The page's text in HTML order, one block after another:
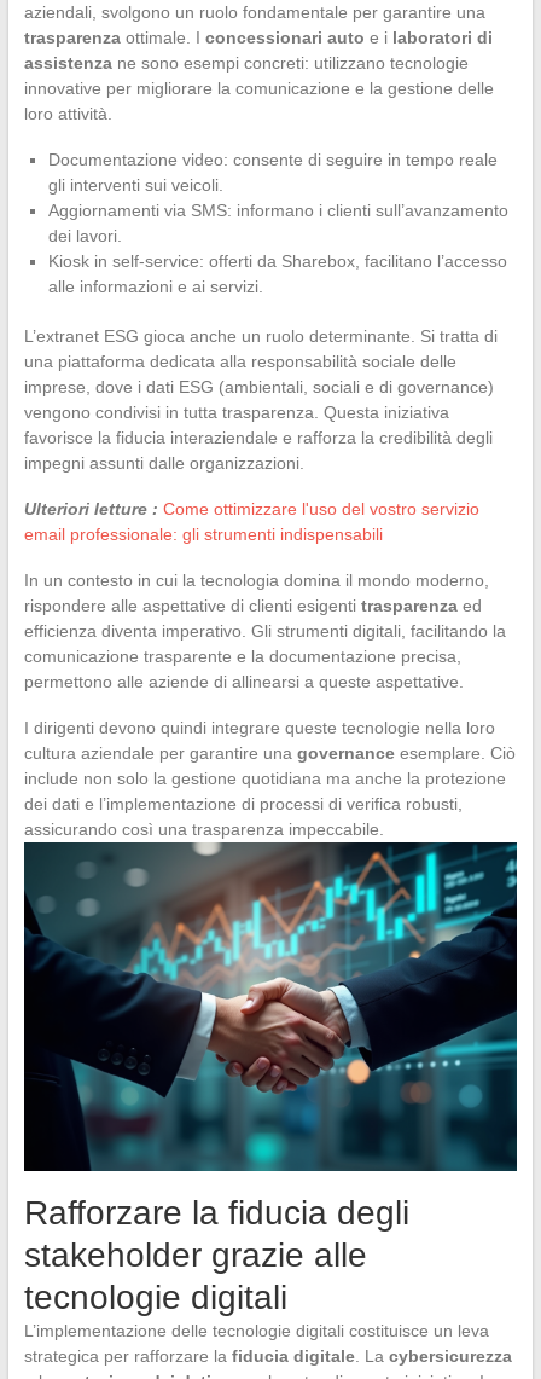
aziendali, svolgono un ruolo fondamentale per garantire una
trasparenzaottimale. I concessionari auto e i laboratori di
assistenzane sono esempi concreti: utilizzano tecnologie
innovative per migliorare la comunicazione e la gestione delle
loro attività.
Documentazione video: consente di seguire in tempo reale
gli interventi sui veicoli.
Aggiornamenti via SMS: informano i clienti sull’avanzamento
dei lavori.
Kiosk in self-service: offerti da Sharebox, facilitano l’accesso
alle informazioni e ai servizi.
L’extranet ESG gioca anche un ruolo determinante. Si tratta di
una piattaforma dedicata alla responsabilità sociale delle
imprese, dove i dati ESG (ambientali, sociali e di governance)
vengono condivisi in tutta trasparenza. Questa iniziativa
favorisce la fiducia interaziendale e rafforza la credibilità degli
impegni assunti dalle organizzazioni.
Ulteriori letture : Come ottimizzare l'uso del vostro servizio
email professionale: gli strumenti indispensabili
In un contesto in cui la tecnologia domina il mondo moderno,
rispondere alle aspettative di clienti esigenti trasparenzaed
efficienza diventa imperativo. Gli strumenti digitali, facilitando la
comunicazione trasparente e la documentazione precisa,
permettono alle aziende di allinearsi a queste aspettative.
I dirigenti devono quindi integrare queste tecnologie nella loro
cultura aziendale per garantire una governanceesemplare. Ciò
include non solo la gestione quotidiana ma anche la protezione
dei dati e l’implementazione di processi di verifica robusti,
assicurando così una trasparenza impeccabile.
Rafforzare la fiducia degli
stakeholder grazie alle
tecnologie digitali
L’implementazione delle tecnologie digitali costituisce un leva
strategica per rafforzare la fiducia digitale. La cybersicurezza